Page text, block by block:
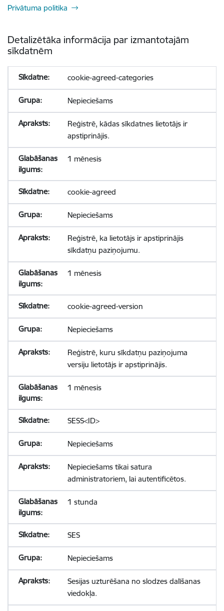
Privātuma politika
Detalizētāka informācija par izmantotajām
sīkdatnēm
cookie-agreed-categories
Nepieciešams
Reģistrē, kādas sīkdatnes lietotājs ir
apstiprinājis.
1 mēnesis
cookie-agreed
Nepieciešams
Reģistrē, ka lietotājs ir apstiprinājis
sīkdatņu paziņojumu.
1 mēnesis
cookie-agreed-version
Nepieciešams
Reģistrē, kuru sīkdatņu paziņojuma
versiju lietotājs ir apstiprinājis.
1 mēnesis
SESS<ID>
Nepieciešams
Nepieciešams tikai satura
administratoriem, lai autentificētos.
1 stunda
SES
Nepieciešams
Sesijas uzturēšana no slodzes dalīšanas
viedokļa.